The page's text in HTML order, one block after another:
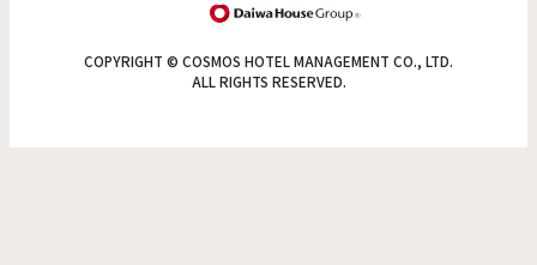
COPYRIGHT © COSMOS HOTEL MANAGEMENT CO., LTD.
ALL RIGHTS RESERVED.